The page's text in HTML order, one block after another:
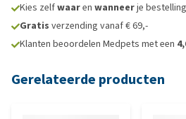
Kies zelfwaaren wanneerje
Gratis verzending vanaf € 69,-
Klanten beoordelen Medpets met een
Gerelateerde producten